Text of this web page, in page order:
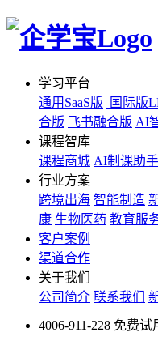
学习平台
通用SaaS版
国际版
合版 飞书融合版 AI
课程智库
课程商城 AI制课助手
行业方案
跨境出海 智能制造
康 生物医药 教育服
客户案例
渠道合作
关于我们
公司简介 联系我们
4006-911-228 免费试